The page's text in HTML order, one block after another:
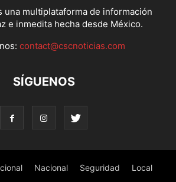
una multiplataforma de información
e inmedita hecha desde México.
contact@cscnoticias.com
SÍGUENOS
Nacional Seguridad Local